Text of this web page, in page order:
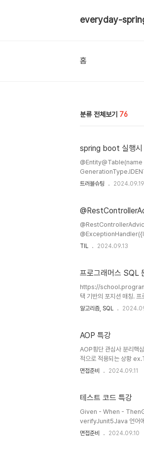
everyday-
홈
분류 전체보기 76
spring boot 실행
@Entity@Table(name =
GenerationType.IDENTITY) private Long id; @Column(nullable = false)
@Column(nullable = false) private String description; @Column(nullable = false)
트러블슈팅 2024.09.19
TIL 2024.09.13
프로그래머스 SQL
https://
택 기반의 포지션 매칭.
요.programmers.co.kr
알고리즘, SQL
AOP 특강
AOP횡단 관심사 분리핵
적으로 적용되는 상황
로 실행되는 횡단관심
면접준비 2024.09.11
테스트 코드 특강
Given - When -
verifyJunit5Java 언어
boot-starter-test'Simple Sum
면접준비 2024.09.10